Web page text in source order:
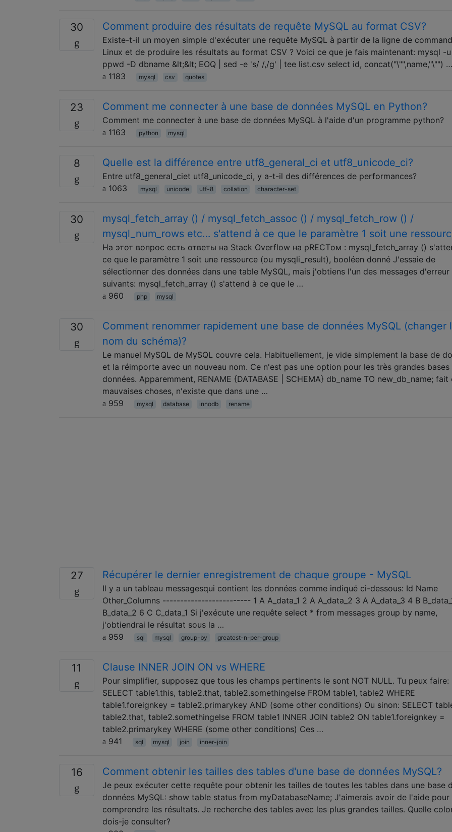
30 Comment produire des résultats de requête MySQL au format CSV?
Existe-t-il un moyen simple d'exécuter une requête MySQL à partir de la ligne de
Linux et de produire les résultats au format CSV ? Voici ce que je fais maintenant: mysql -
ppwd -D dbname &lt;&lt; EOQ | sed -e 's/ /,/g' | tee list.csv select id, concat("\"",name,"\"") …
1183
mysql csv quotes
23 Comment me connecter à une base de données MySQL en Python?
Comment me connecter à une base de données MySQL à l'aide d'un programme python?
1163
python mysql
8 Quelle est la différence entre utf8_general_ci et utf8_unicode_ci?
Entre utf8_general_ciet utf8_unicode_ci, y a-t-il des différences de performances?
1063
mysql unicode utf-8 collation character-set
30
mysql_fetch_array () / mysql_fetch_assoc () / mysql_fetch_row () /
mysql_num_rows etc… s'attend à ce que le paramètre 1 soit une
На этот вопрос есть ответы на Stack Overflow на рRECTом : mysql_fetch_array ()
ce que le paramètre 1 soit une ressource (ou mysqli_result), booléen donné J'essaie de
sélectionner des données dans une table MySQL, mais j'obtiens l'un des messages d'erreur
suivants: mysql_fetch_array () s'attend à ce que le …
960
php mysql
30
Comment renommer rapidement une base de données MySQL (changer
nom du schéma)?
Le manuel MySQL de MySQL couvre cela. Habituellement, je vide simplement la base de
et la réimporte avec un nouveau nom. Ce n'est pas une option pour les très grandes bases
données. Apparemment, RENAME {DATABASE | SCHEMA} db_name TO new_db_name; fait
mauvaises choses, n'existe que dans une …
959
mysql database innodb rename
27 Récupérer le dernier enregistrement de chaque groupe - MySQL
Il y a un tableau messagesqui contient les données comme indiqué ci-dessous: Id Name
Other_Columns ------------------------- 1 A A_data_1 2 A A_data_2 3 A A_data_3 4 B
B_data_2 6 C C_data_1 Si j'exécute une requête select * from messages group by name,
j'obtiendrai le résultat sous la …
959
sql mysql group-by greatest-n-per-group
11 Clause INNER JOIN ON vs WHERE
Pour simplifier, supposez que tous les champs pertinents le sont NOT NULL. Tu peux faire:
SELECT table1.this, table2.that, table2.somethingelse FROM table1, table2 WHERE
table1.foreignkey = table2.primarykey AND (some other conditions) Ou sinon: SELECT
table2.that, table2.somethingelse FROM table1 INNER JOIN table2 ON table1.foreignkey =
table2.primarykey WHERE (some other conditions) Ces …
941
sql mysql join inner-join
16 Comment obtenir les tailles des tables d'une base de données MySQL?
Je peux exécuter cette requête pour obtenir les tailles de toutes les tables dans une base
données MySQL: show table status from myDatabaseName; J'aimerais avoir de l'aide pour
comprendre les résultats. Je recherche des tables avec les plus grandes tailles. Quelle
dois-je consulter?